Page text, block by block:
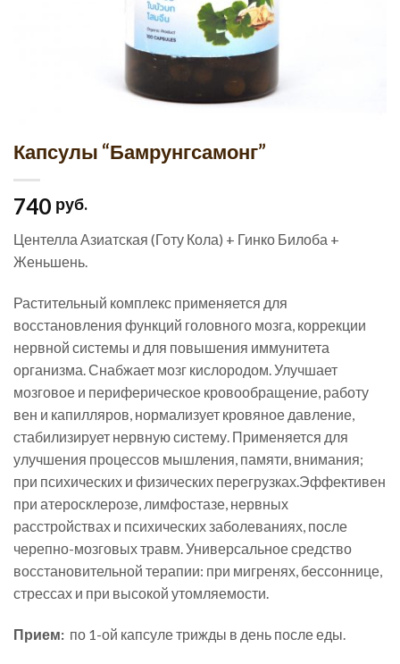
Капсулы “Бамрунгсамонг”
740 руб.
Центелла Азиатская (Готу Кола) + Гинко Билоба +
Женьшень.
Растительный комплекс применяется для
восстановления функций головного мозга, коррекции
нервной системы и для повышения иммунитета
организма. Снабжает мозг кислородом. Улучшает
мозговое и периферическое кровообращение, работу
вен и капилляров, нормализует кровяное давление,
стабилизирует нервную систему. Применяется для
улучшения процессов мышления, памяти, внимания;
при психических и физических перегрузках.Эффективен
при атеросклерозе, лимфостазе, нервных
расстройствах и психических заболеваниях, после
черепно-мозговых травм. Универсальное средство
восстановительной терапии: при мигренях, бессоннице,
стрессах и при высокой утомляемости.
Прием: по 1-ой капсуле трижды в день после еды.